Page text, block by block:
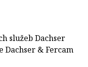
služeb Dachser
& Fercam